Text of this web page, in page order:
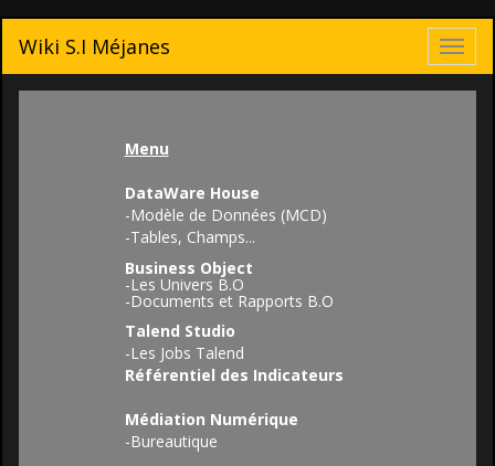
Wiki S.I Méjanes
Menu
DataWare House
-Modèle de Données (MCD)
-Tables, Champs...
Business Object
-Les Univers B.O
-Documents et Rapports B.O
Talend Studio
-Les Jobs Talend
Référentiel des Indicateurs
Médiation Numérique
-Bureautique